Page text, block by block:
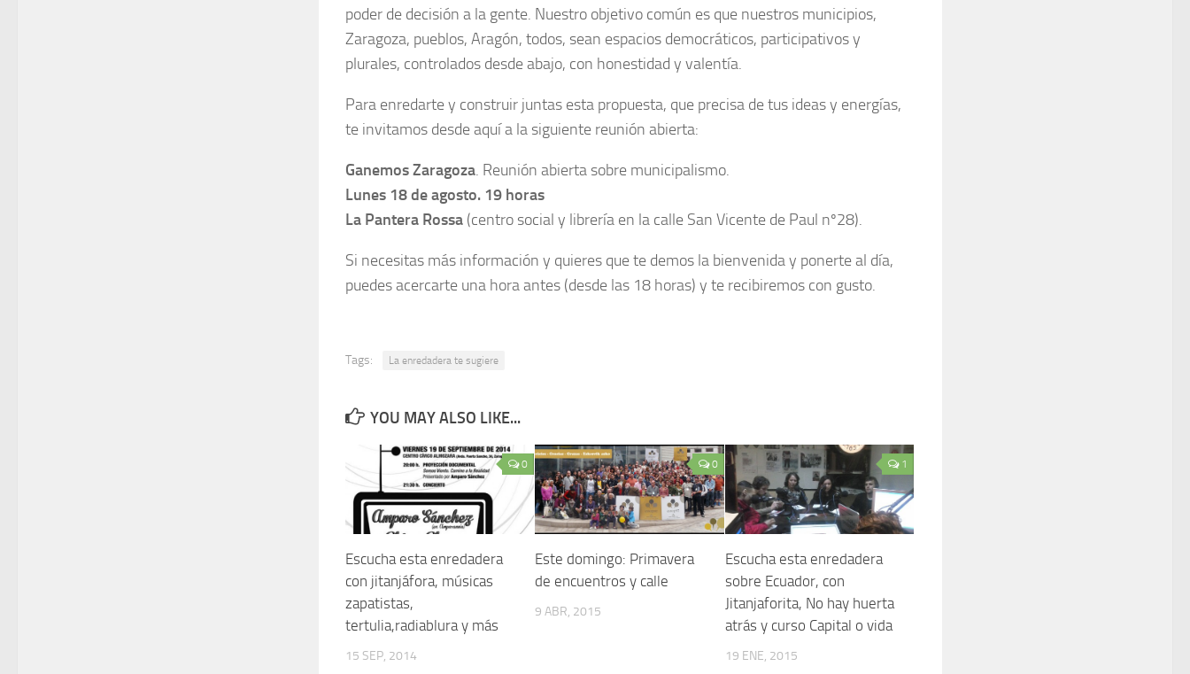
poder de decisión a la gente. Nuestro objetivo común es que nuestros municipios,
Zaragoza, pueblos, Aragón, todos, sean espacios democráticos, participativos y
plurales, controlados desde abajo, con honestidad y valentía.
Para enredarte y construir juntas esta propuesta, que precisa de tus ideas y energías,
te invitamos desde aquí a la siguiente reunión abierta:
Ganemos Zaragoza. Reunión abierta sobre municipalismo.
Lunes 18 de agosto. 19 horas
La Pantera Rossa (centro social y librería en la calle San Vicente de Paul nº28).
Si necesitas más información y quieres que te demos la bienvenida y ponerte al día,
puedes acercarte una hora antes (desde las 18 horas) y te recibiremos con gusto.
Tags: La enredadera te sugiere
YOU MAY ALSO LIKE...
0
Escucha esta enredadera
con jitanjáfora, músicas
zapatistas,
tertulia,radiablura y más
15 SEP, 2014
0
Este domingo: Primavera
de encuentros y calle
9 ABR, 2015
1
Escucha esta enredadera
sobre Ecuador, con
Jitanjaforita, No hay huerta
atrás y curso Capital o vida
19 ENE, 2015